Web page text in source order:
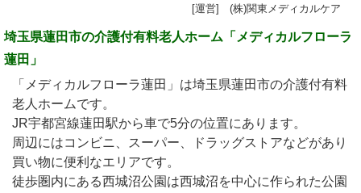
[運営] (株)関東メディカルケア
埼玉県蓮田市の介護付有料老人ホーム「メディカルフローラ
蓮田」
「メディカルフローラ蓮田」は埼玉県蓮田市の介護付有料
老人ホームです。
JR宇都宮線蓮田駅から車で5分の位置にあります。
周辺にはコンビニ、スーパー、ドラッグストアなどがあり
買い物に便利なエリアです。
徒歩圏内にある西城沼公園は西城沼を中心に作られた公園